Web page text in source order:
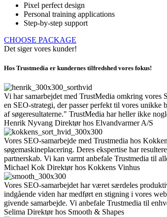
Pixel perfect design
Personal training applications
Step-by-step support
CHOOSE PACKAGE
Det siger vores kunder!
Hos Trustmedia er kundernes tilfredshed vores fokus!
Vi har samarbejdet med TrustMedia omkring vores
en SEO-strategi, der passer perfekt til vores
af søgeresultaterne." TrustMedia har heller ikke
Henrik Nyvang Direktør hos Elvandvarmer A/S
Vores SEO-samarbejde med Trustmedia hos
søgemaskineplacering. Deres ekspertise har
partnerskab. Vi kan varmt anbefale Trustmedia til
Michael Kok Direktør hos Kokkens Vinhus
Vores SEO-samarbejdet har været særdeles
indgående viden har medført en stigning i vores
givende samarbejde. Vi anbefale Trustmedia til
Selima Direktør hos Smooth & Shapes